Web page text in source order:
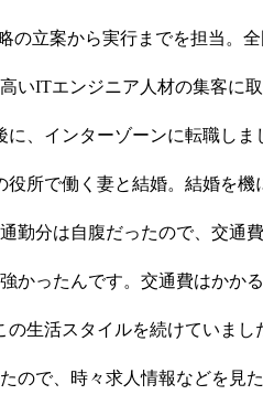
の立案から実行までを担当。
いITエンジニア人材の集客に
、インターゾーンに転職し
所で働く妻と結婚。結婚を機
勤分は自腹だったので、交通
かったんです。交通費はかか
生活スタイルを続けていまし
ので、時々求人情報などを見